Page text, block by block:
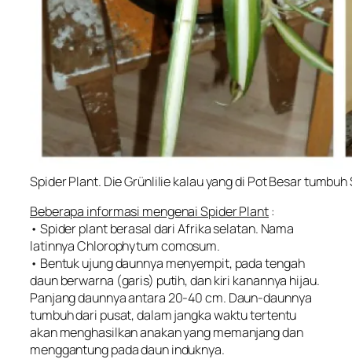
Spider Plant. Die Grünlilie kalau yang di Pot Besar
Beberapa informasi mengenai Spider Plant:
• Spider plant berasal dari Afrika selatan. Nama
latinnyaChlorophytum comosum.
• Bentuk ujung daunnya menyempit, pada tengah
daun berwarna (garis) putih, dan kiri kanannya hijau.
Panjang daunnya antara 20-40 cm. Daun-daunnya
tumbuh dari pusat, dalam jangka waktu tertentu
akan menghasilkan anakan yang memanjang dan
menggantung pada daun induknya.